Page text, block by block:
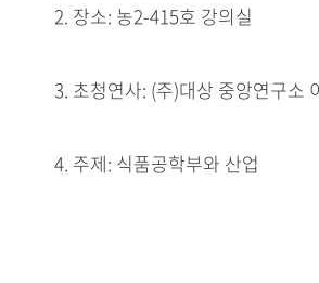
2. 장소: 농2-415호 강의실
3. 초청연사: (주)대상 중앙연구소
4. 주제: 식품공학부와 산업